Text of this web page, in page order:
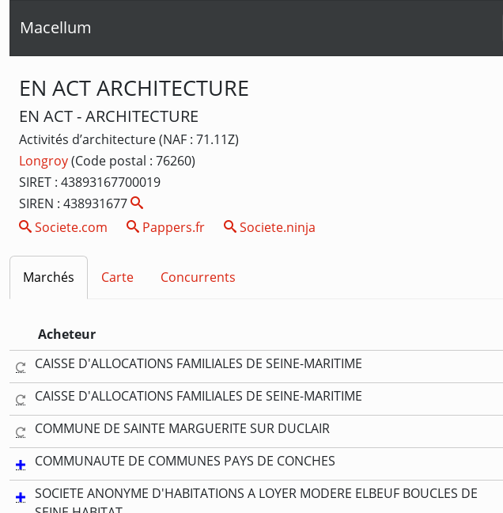
Macellum
EN ACT ARCHITECTURE
EN ACT - ARCHITECTURE
Activités d’architecture (NAF : 71.11Z)
Longroy(Code postal : 76260)
SIRET : 43893167700019
SIREN : 438931677
Societe.com
Pappers.fr Societe.ninja
Marchés Carte Concurrents
Acheteur
CAISSE D'ALLOCATIONS FAMILIALES DE SEINE-MARITIME
CAISSE D'ALLOCATIONS FAMILIALES DE SEINE-MARITIME
COMMUNE DE SAINTE MARGUERITE SUR DUCLAIR
COMMUNAUTE DE COMMUNES PAYS DE CONCHES
SOCIETE ANONYME D'HABITATIONS A LOYER MODERE ELBEUF BOUCLES DE